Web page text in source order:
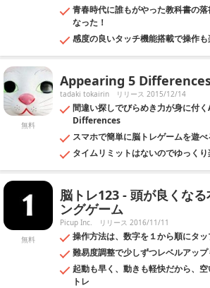
青春時代に誰もがやった教科書の
なった！
感度の良いタッチ機能搭載で操作も
無料
Appearing 5
tadaki tokairin リリース 2015/12/14
間違い探しでびらめき力が身に付
Differences
スマホで簡単に脳トレゲームを遊べ
タイムリミットはないのでゆっくり
無料
脳トレ123 - 頭が良くな
ングゲーム
Picup Inc. リリース 2016/11/11
操作方法は、数字を１から順にタッ
難易度調整で少しずつレベルアップ
起動も早く、動きも軽快だから、
トレ